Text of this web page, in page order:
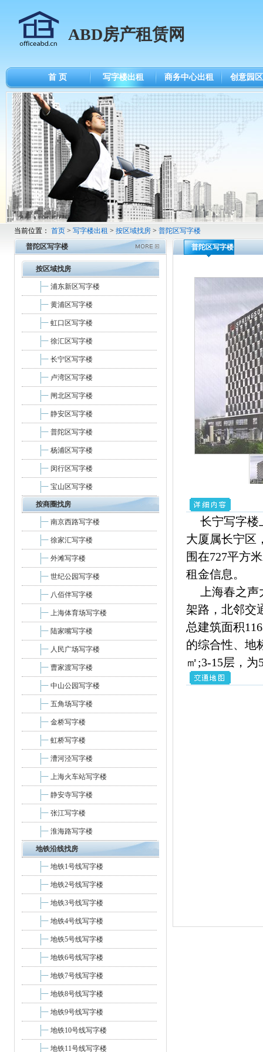
ABD房产租赁网
首 页 写字楼出租 商务中心出租 创意园
当前位置： 首页 > 写字楼出租 > 按区域找房 > 普陀区写字楼
普陀区写字楼
按区域找房
浦东新区写字楼
黄浦区写字楼
虹口区写字楼
徐汇区写字楼
长宁区写字楼
卢湾区写字楼
闸北区写字楼
静安区写字楼
普陀区写字楼
杨浦区写字楼
闵行区写字楼
宝山区写字楼
按商圈找房
南京西路写字楼
徐家汇写字楼
外滩写字楼
世纪公园写字楼
八佰伴写字楼
上海体育场写字楼
陆家嘴写字楼
人民广场写字楼
曹家渡写字楼
中山公园写字楼
五角场写字楼
金桥写字楼
虹桥写字楼
漕河泾写字楼
上海火车站写字楼
静安寺写字楼
张江写字楼
淮海路写字楼
地铁沿线找房
地铁1号线写字楼
地铁2号线写字楼
地铁3号线写字楼
地铁4号线写字楼
地铁5号线写字楼
地铁6号线写字楼
地铁7号线写字楼
地铁8号线写字楼
地铁9号线写字楼
地铁10号线写字楼
地铁11号线写字楼
普陀区写字楼
长宁写字楼
大厦属长宁区
围在727平方
租金信息。
上海春之
架路，北邻交
总建筑面积
的综合性、地
㎡;3-15层，为